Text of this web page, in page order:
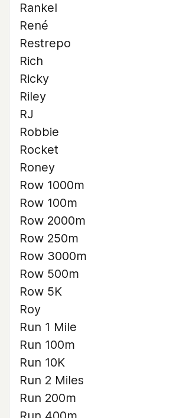
Rankel
René
Restrepo
Rich
Ricky
Riley
RJ
Robbie
Rocket
Roney
Row 1000m
Row 100m
Row 2000m
Row 250m
Row 3000m
Row 500m
Row 5K
Roy
Run 1 Mile
Run 100m
Run 10K
Run 2 Miles
Run 200m